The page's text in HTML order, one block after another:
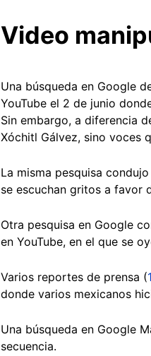
Video
Una búsqueda en Google
YouTube el 2 de junio
Sin embargo, a diferencia
Xóchitl Gálvez, sino voces
La misma pesquisa
se escuchan gritos a favor
Otra pesquisa en Google
en YouTube, en el que se
Varios reportes de prensa (1
donde varios mexicanos
Una búsqueda en Google
secuencia.